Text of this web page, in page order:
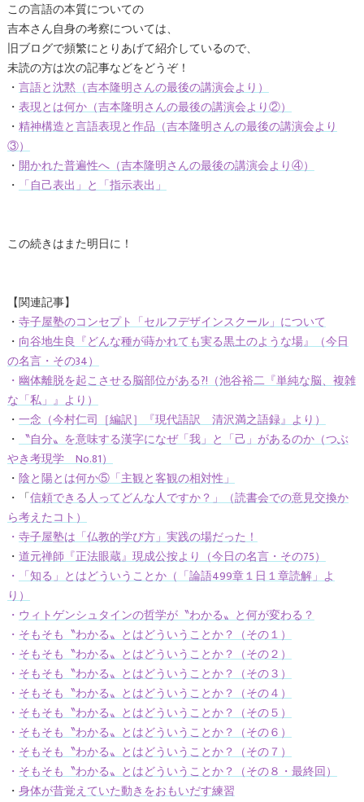
この言語の本質についての
吉本さん自身の考察については、
旧ブログで頻繁にとりあげて紹介しているので、
未読の方は次の記事などをどうぞ！
・ 言語と沈黙（吉本隆明さんの最後の講演会より）
・ 表現とは何か（吉本隆明さんの最後の講演会より②）
・ 精神構造と言語表現と作品（吉本隆明さんの最後の講演会より
③）
・ 開かれた普遍性へ（吉本隆明さんの最後の講演会より④）
・ 「自己表出」と「指示表出」
この続きはまた明日に！
【関連記事】
・ 寺子屋塾のコンセプト「セルフデザインスクール」について
・ 向谷地生良『どんな種が蒔かれても実る黒土のような場』（今日
の名言・その34）
・ 幽体離脱を起こさせる脳部位がある?!（池谷裕二『単純な脳、複雑
な「私」』より）
・ 一念（今村仁司［編訳］『現代語訳 清沢満之語録』より）
・ 〝自分〟を意味する漢字になぜ「我」と「己」があるのか（つぶ
やき考現学 No.81）
・ 陰と陽とは何か⑤「主観と客観の相対性」
・「信頼できる人ってどんな人ですか？」（読書会での意見交換か
ら考えたコト）
・ 寺子屋塾は「仏教的学び方」実践の場だった！
・ 道元禅師『正法眼蔵』現成公按より（今日の名言・その75）
・ 「知る」とはどういうことか（「論語499章１日１章読解」よ
り）
・ ウィトゲンシュタインの哲学が〝わかる〟と何が変わる？
・ そもそも〝わかる〟とはどういうことか？（その１）
・ そもそも〝わかる〟とはどういうことか？（その２）
・ そもそも〝わかる〟とはどういうことか？（その３）
・ そもそも〝わかる〟とはどういうことか？（その４）
・ そもそも〝わかる〟とはどういうことか？（その５）
・ そもそも〝わかる〟とはどういうことか？（その６）
・ そもそも〝わかる〟とはどういうことか？（その７）
・ そもそも〝わかる〟とはどういうことか？（その８・最終回）
・ 身体が昔覚えていた動きをおもいだす練習